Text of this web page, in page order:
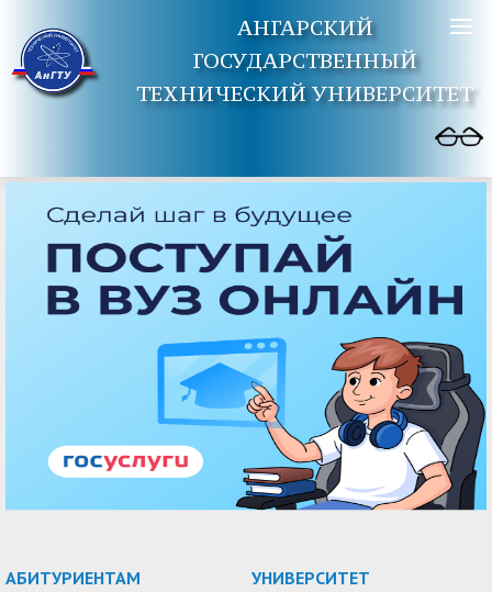
АНГАРСКИЙ
ГОСУДАРСТВЕННЫЙ
ТЕХНИЧЕСКИЙ УНИВЕРСИТЕТ
АБИТУРИЕНТАМ УНИВЕРСИТЕТ